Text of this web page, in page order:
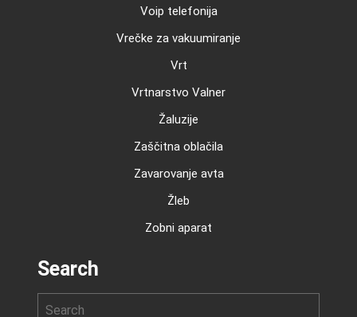
Voip telefonija
Vrečke za vakuumiranje
Vrt
Vrtnarstvo Valner
Žaluzije
Zaščitna oblačila
Zavarovanje avta
Žleb
Zobni aparat
Search